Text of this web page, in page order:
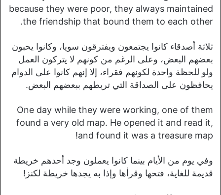
because they were poor, they always maintained
the friendship that bound them to each other.
ثلاثة أصدقاء كانوا يجتمعون ويفترقون سويا، وكانوا يحبون
بعضهم البعض، وعلى الرغم من كونهم لا يتركون العمل
ولو للحظة واحدة لكونهم فقراء، إلا إنهم كانوا على الدوام
يحافظون على الصداقة التي تربطهم ببعضهم البعض.
One day while they were working, one of them
found a very old map. He opened it and read it,
and found it was a treasure map!
وفي يوم من الأيام بينما كانوا يعملون وجد أحدهم خريطة
قديمة للغاية، فتحها وقرأها وإذا به يجدها خريطة لكنز!